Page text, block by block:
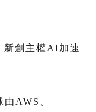
新創主權AI加速
AWS、